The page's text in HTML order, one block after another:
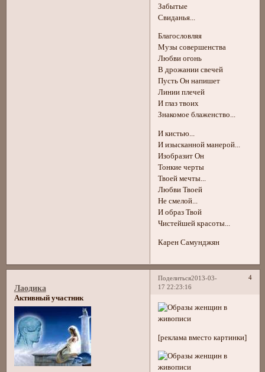
Забытые
Свиданья...
Благословляя
Музы совершенства
Любви огонь
В дрожании свечей
Пусть Он напишет
Линии плечей
И глаз твоих
Знакомое блаженство...
И кистью...
И изысканной манерой...
Изобразит Он
Тонкие черты
Твоей мечты...
Любви Твоей
Не смелой...
И образ Твой
Чистейшей красоты...
Карен Самунджян
Поделиться 4
2013-03-
17 22:23:16
Лаодика
Активный участник
[реклама вместо картинки]